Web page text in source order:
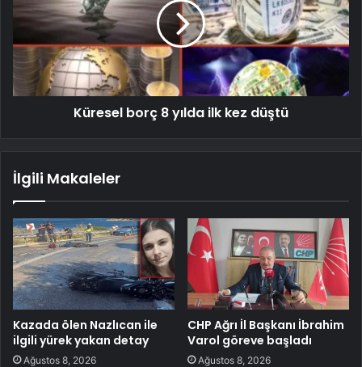
Küresel borç 8 yılda ilk kez düştü
İlgili Makaleler
Kazada ölen Nazlıcan ile
ilgili yürek yakan detay
Ağustos 8, 2026
CHP Ağrı İl Başkanı İbrahim
Varol göreve başladı
Ağustos 8, 2026